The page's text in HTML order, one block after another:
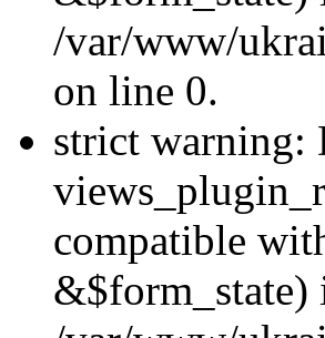
/var/www/
on line 0.
strict warning:
compatible
&$form_state)